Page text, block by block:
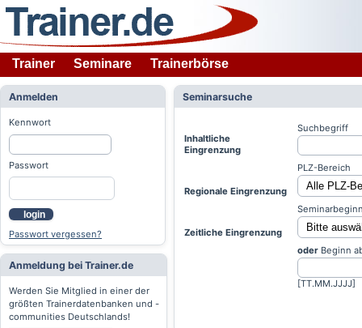
Trainer Seminare Trainerbörse
Anmelden
Kennwort
Passwort
login
Passwort vergessen?
Anmeldung bei Trainer.de
Werden Sie Mitglied in einer der
größten Trainerdatenbanken und -
communities Deutschlands!
Seminarsuche
Inhaltliche
Eingrenzung
Suchbegriff
Regionale Eingrenzung
PLZ-Bereich
Zeitliche Eingrenzung
oder Beginn
[TT.MM.JJJJ]